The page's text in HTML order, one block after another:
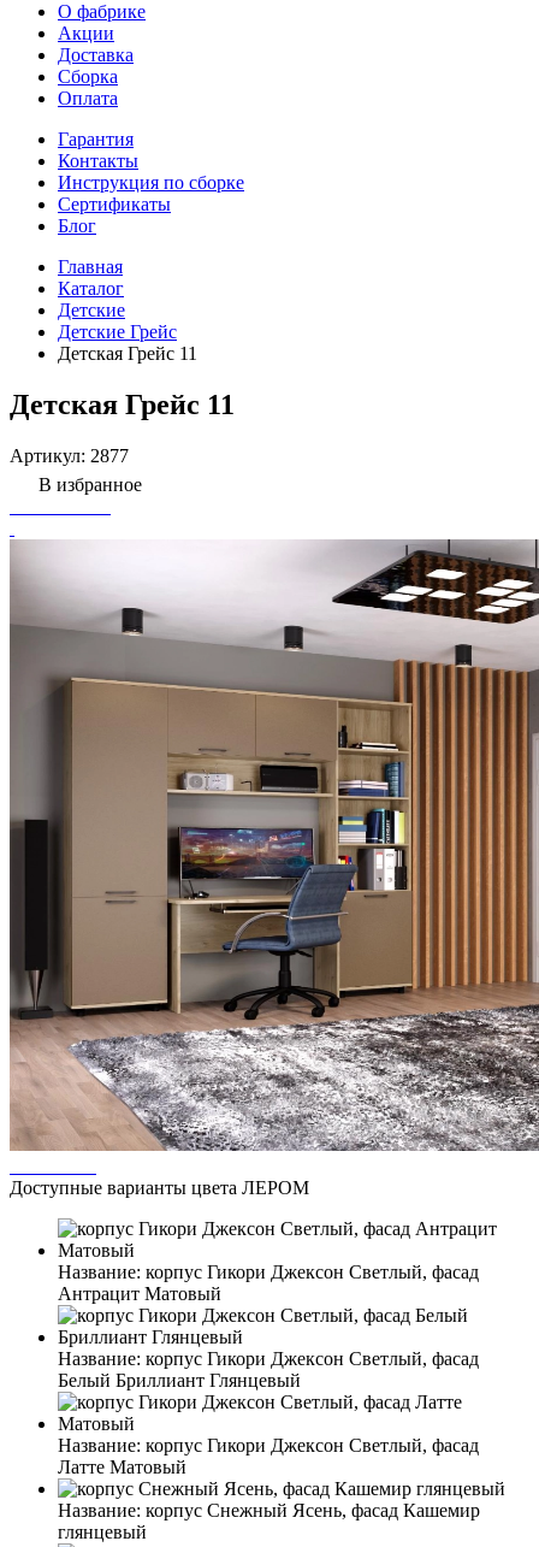
О фабрике
Акции
Доставка
Сборка
Оплата
Гарантия
Контакты
Инструкция по сборке
Сертификаты
Блог
Главная
Каталог
Детские
Детские Грейс
Детская Грейс 11
Детская Грейс 11
Артикул: 2877
В избранное
Доступные варианты цвета ЛЕРОМ
Название: корпус Гикори Джексон Светлый, фасад
Антрацит Матовый
Название: корпус Гикори Джексон Светлый, фасад
Белый Бриллиант Глянцевый
Название: корпус Гикори Джексон Светлый, фасад
Латте Матовый
Название: корпус Снежный Ясень, фасад Кашемир
глянцевый